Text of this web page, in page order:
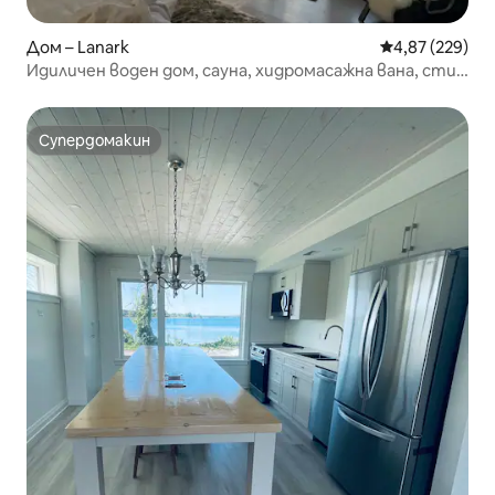
Дом – Lanark Средна
4,87 (229)
Идиличен воден дом, сауна, хидромасажна вана, стил
Супердомакин
Супердомакин